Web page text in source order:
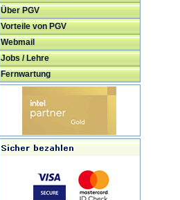
Über PGV
Vorteile von PGV
Webmail
Jobs / Lehre
Fernwartung